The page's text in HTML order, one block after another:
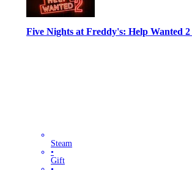
Five Nights at Freddy's: Help Wanted 2
Steam
•
Gift